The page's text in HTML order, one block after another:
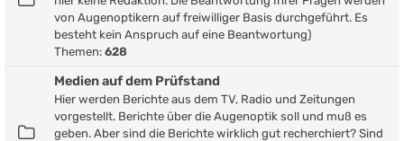
von Augenoptikern auf freiwilliger Basis durchgeführt. Es
besteht kein Anspruch auf eine Beantwortung)
Themen: 628
Medien auf dem Prüfstand
Hier werden Berichte aus dem TV, Radio und Zeitungen
vorgestellt. Berichte über die Augenoptik soll und muß es
geben. Aber sind die Berichte wirklich gut recherchiert? Sind